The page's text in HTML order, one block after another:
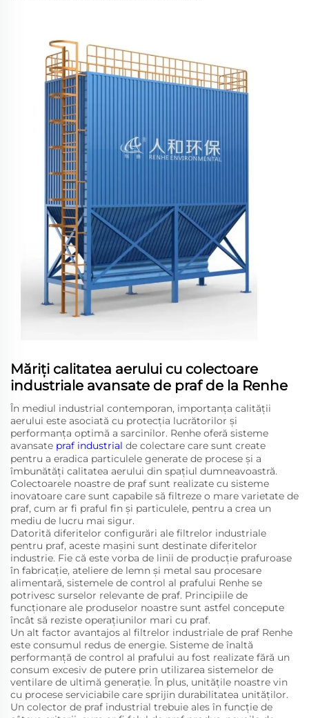
Măriți calitatea aerului cu colectoare
industriale avansate de praf de la Renhe
În mediul industrial contemporan, importanța calității
aerului este asociată cu protecția lucrătorilor și
performanța optimă a sarcinilor. Renhe oferă sisteme
avansate praf industrial de colectare care sunt create
pentru a eradica particulele generate de procese și a
îmbunătăți calitatea aerului din spațiul dumneavoastră.
Colectoarele noastre de praf sunt realizate cu sisteme
inovatoare care sunt capabile să filtreze o mare varietate de
praf, cum ar fi praful fin și particulele, pentru a crea un
mediu de lucru mai sigur.
Datorită diferitelor configurări ale filtrelor industriale
pentru praf, aceste mașini sunt destinate diferitelor
industrie. Fie că este vorba de linii de producție prafuroase
în fabricație, ateliere de lemn și metal sau procesare
alimentară, sistemele de control al prafului Renhe se
potrivesc surselor relevante de praf. Principiile de
funcționare ale produselor noastre sunt astfel concepute
încât să reziste operațiunilor mari cu praf.
Un alt factor avantajos al filtrelor industriale de praf Renhe
este consumul redus de energie. Sisteme de înaltă
performanță de control al prafului au fost realizate fără un
consum excesiv de putere prin utilizarea sistemelor de
ventilare de ultimă generație. În plus, unitățile noastre vin
cu procese serviciabile care sprijin durabilitatea unităților.
Un colector de praf industrial trebuie ales în funcție de